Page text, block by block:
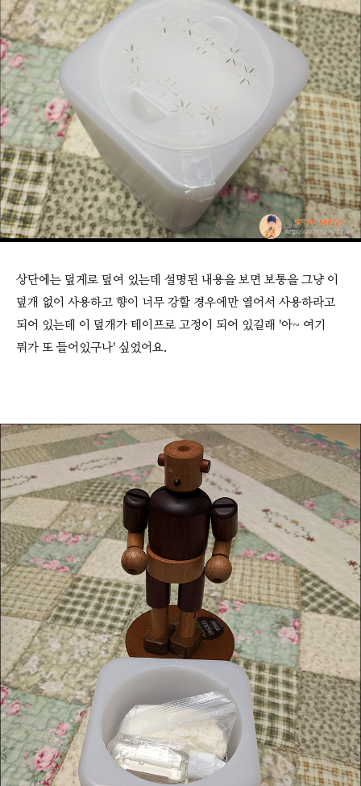
상단에는 덮게로 덮여 있는데 설명된 내용을 보면 보통을 그냥 이
덮개 없이 사용하고 향이 너무 강할 경우에만 열어서 사용하라고
되어 있는데 이 덮개가 테이프로 고정이 되어 있길래 '아~ 여기
뭐가 또 들어있구나' 싶었어요.